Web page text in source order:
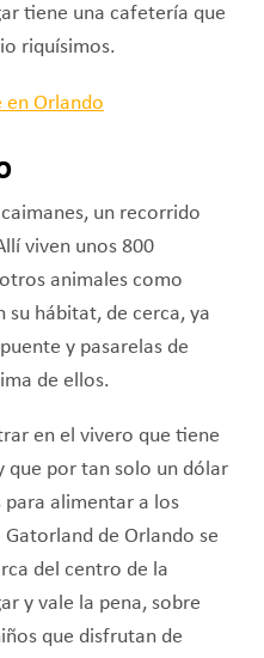
tiene una cafetería que
riquísimos.
un recorrido
viven unos 800
animales como
su hábitat, de cerca, ya
y pasarelas de
de ellos.
en el vivero que tiene
que por tan solo un dólar
para alimentar a los
de Orlando se
del centro de la
y vale la pena, sobre
que disfrutan de